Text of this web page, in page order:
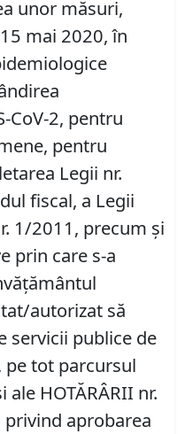
unor măsuri,
mai 2020, în
CoV-2, pentru
pentru
Legii nr.
fiscal, a Legii
1/2011, precum şi
prin care s-a
autorizat să
servicii publice de
tot parcursul
HOTĂRÂRII nr.
aprobarea